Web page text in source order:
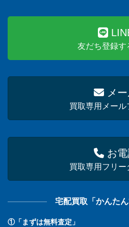
友だち登録す
メ
買取専用メール
お
買取専用フリー
宅配買取「かんたん
①「まずは無料査定」